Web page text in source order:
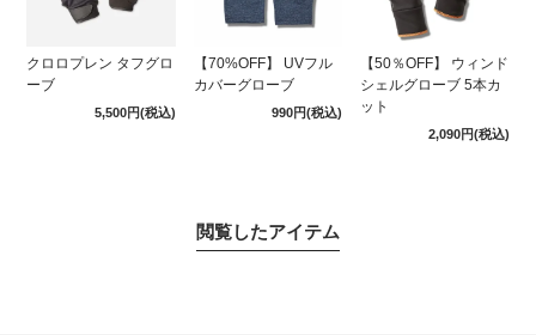
クロロプレン タフグロ
ーブ
5,500円(税込)
【70%OFF】 UVフル
カバーグローブ
990円(税込)
【50％OFF】 ウィンド
シェルグローブ 5本カ
ット
2,090円(税込)
閲覧したアイテム